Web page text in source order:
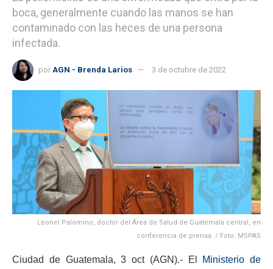
boca, generalmente cuando las manos se han
contaminado con las heces de una persona
infectada.
por AGN - Brenda Larios 3 de octubre de 2022
Leonel Palomino, doctor del Área de Salud de Guatemala central, en
conferencia de prensa. / Foto: MSPAS
Ciudad de Guatemala, 3 oct (AGN).- El
Ministerio de